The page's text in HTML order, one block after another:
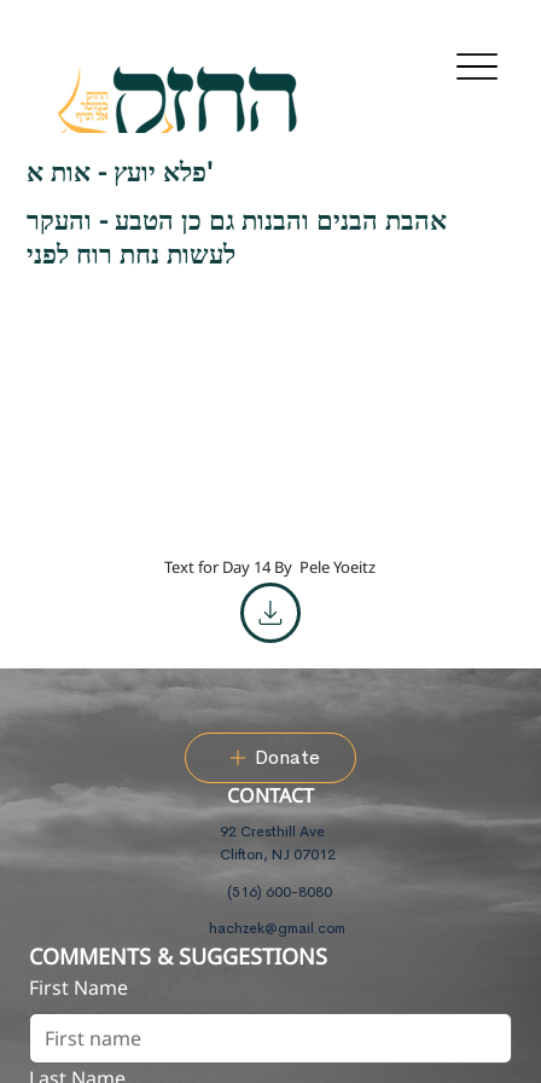
פלא יועץ - אות א'
אהבת הבנים והבנות גם כן הטבע - והעקר
לעשות נחת רוח לפני
Text for Day 14 By Pele Yoeitz
Donate
CONTACT
92 Cresthill Ave
Clifton, NJ 07012
(516) 600-8080
hachzek@gmail.com
COMMENTS & SUGGESTIONS
First Name